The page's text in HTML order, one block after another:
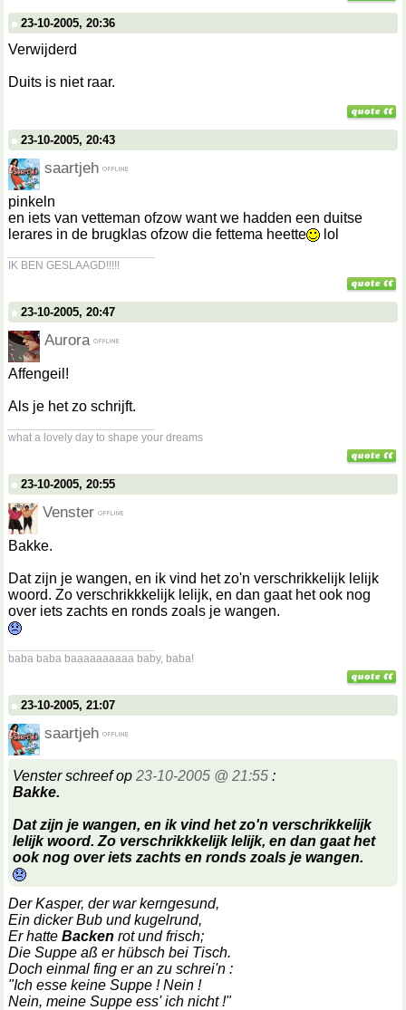
23-10-2005, 20:36
Verwijderd
Duits is niet raar.
23-10-2005, 20:43
saartjeh
pinkeln
en iets van vetteman ofzow want we hadden een duitse
lerares in de brugklas ofzow die fettema heette
lol
IK BEN GESLAAGD!!!!!
23-10-2005, 20:47
Aurora
Affengeil!
Als je het zo schrijft.
what a lovely day to shape your dreams
23-10-2005, 20:55
Venster
Bakke.
Dat zijn je wangen, en ik vind het zo'n verschrikkelijk lelijk
woord. Zo verschrikkkelijk lelijk, en dan gaat het ook nog
over iets zachts en ronds zoals je wangen.
baba baba baaaaaaaaaa baby, baba!
23-10-2005, 21:07
saartjeh
Venster schreef op 23-10-2005 @ 21:55 :
Bakke.
Dat zijn je wangen, en ik vind het zo'n verschrikkelijk
lelijk woord. Zo verschrikkkelijk lelijk, en dan gaat het
ook nog over iets zachts en ronds zoals je wangen.
Der Kasper, der war kerngesund,
Ein dicker Bub und kugelrund,
Er hatte Backen rot und frisch;
Die Suppe aß er hübsch bei Tisch.
Doch einmal fing er an zu schrei'n :
"Ich esse keine Suppe ! Nein !
Nein, meine Suppe ess' ich nicht !"